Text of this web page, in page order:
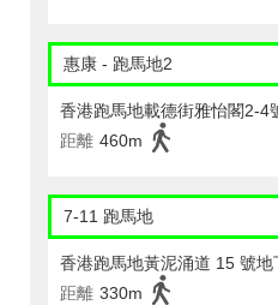
惠康 - 跑馬地2
香港跑馬地載德街雅怡閣2-4
距離 460m
7-11 跑馬地
香港跑馬地黃泥涌道 15 號地
距離 330m